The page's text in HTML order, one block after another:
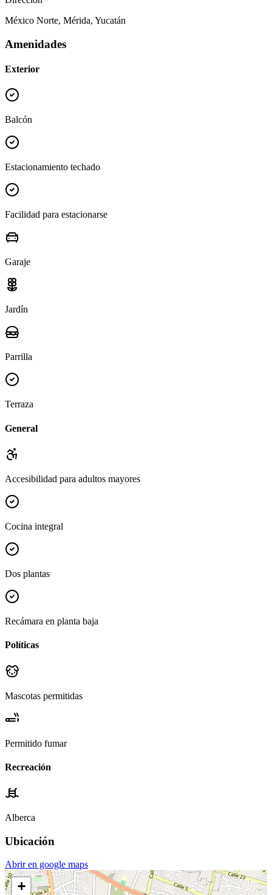
México Norte, Mérida, Yucatán
Amenidades
Exterior
Balcón
Estacionamiento techado
Facilidad para estacionarse
Garaje
Jardín
Parrilla
Terraza
General
Accesibilidad para adultos mayores
Cocina integral
Dos plantas
Recámara en planta baja
Políticas
Mascotas permitidas
Permitido fumar
Recreación
Alberca
Ubicación
Abrir en google maps
+